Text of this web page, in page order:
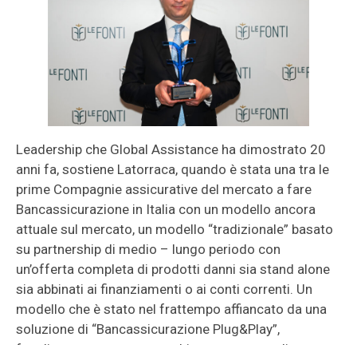
Leadership che Global Assistance ha dimostrato 20
anni fa, sostiene Latorraca, quando è stata una tra le
prime Compagnie assicurative del mercato a fare
Bancassicurazione in Italia con un modello ancora
attuale sul mercato, un modello “tradizionale” basato
su partnership di medio – lungo periodo con
un’offerta completa di prodotti danni sia stand alone
sia abbinati ai finanziamenti o ai conti correnti. Un
modello che è stato nel frattempo affiancato da una
soluzione di “Bancassicurazione Plug&Play”,